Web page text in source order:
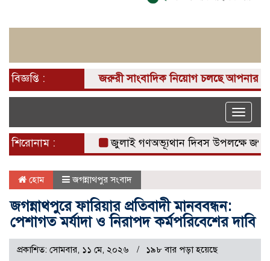
বিজ্ঞপ্তি : জরুরী সাংবাদিক নিয়োগ চলছে আপনার কাছে
Toggle
শিরোনাম : জুলাই গণঅভ্যূথান দিবস উপলক্ষে
হোম জগন্নাথপুর সংবাদ
জগন্নাথপুরে ফারিয়ার প্রতিবাদী মানববন্ধন:
পেশাগত মর্যাদা ও নিরাপদ কর্মপরিবেশের দাবি
প্রকাশিত: সোমবার, ১১ মে, ২০২৬ ১৯৮ বার পড়া হয়েছে